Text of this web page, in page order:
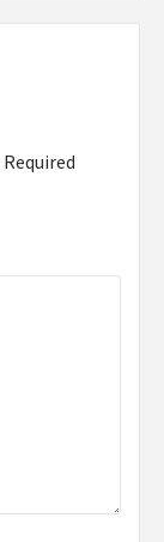
Required